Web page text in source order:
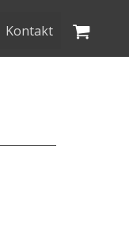
Kontakt